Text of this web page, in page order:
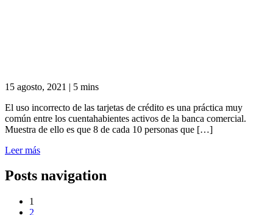
15 agosto, 2021 | 5 mins
El uso incorrecto de las tarjetas de crédito es una práctica muy
común entre los cuentahabientes activos de la banca comercial.
Muestra de ello es que 8 de cada 10 personas que […]
Leer más
Posts navigation
1
2